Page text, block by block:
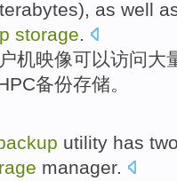
), as well
storage.
机映像可以访问大
备份存储。
utility has
manager.